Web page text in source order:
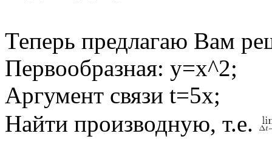
Теперь предлагаю Вам
Первообразная: y=x^2;
Аргумент связи t=5x;
Найти производную, т.е.